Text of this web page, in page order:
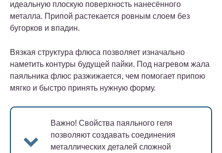
идеальную плоскую поверхность нанесённого
металла. Припой растекается ровным слоем без
бугорков и впадин.
Вязкая структура флюса позволяет изначально
наметить контуры будущей пайки. Под нагревом жала
паяльника флюс разжижается, чем помогает припою
мягко и быстро принять нужную форму.
Важно! Свойства паяльного геля
позволяют создавать соединения
металлических деталей сложной